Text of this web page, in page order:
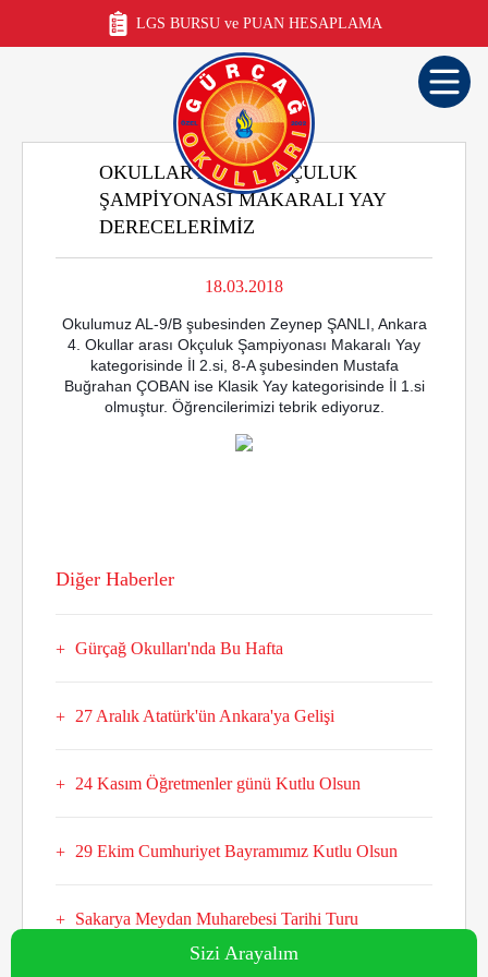
LGS BURSU ve PUAN HESAPLAMA
OKULLAR ARASI OKÇULUK
ŞAMPIYONASI MAKARALI YAY
DERECELERIMIZ
18.03.2018
Okulumuz AL-9/B şubesinden Zeynep ŞANLI, Ankara
4. Okullar arası Okçuluk Şampiyonası Makaralı Yay
kategorisinde İl 2.si, 8-A şubesinden Mustafa
Buğrahan ÇOBAN ise Klasik Yay kategorisinde İl 1.si
olmuştur. Öğrencilerimizi tebrik ediyoruz.
Diğer Haberler
Gürçağ Okulları'nda Bu Hafta
27 Aralık Atatürk'ün Ankara'ya Gelişi
24 Kasım Öğretmenler günü Kutlu Olsun
29 Ekim Cumhuriyet Bayramımız Kutlu Olsun
Sakarya Meydan Muharebesi Tarihi Turu
Sizi Arayalım